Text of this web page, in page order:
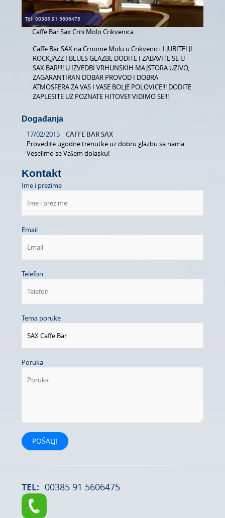
AUTO MOTO
IZLETI
FOTOGRAFIJA I VIDEO SNIMANJE
Tel: 00385 91 5606475
Caffe Bar Sax Crni Molo Crikvenica
Caffe Bar SAX na Crnome Molu u Crikvenici. LJUBITELJI
ROCK,JAZZ I BLUES GLAZBE DODITE I ZABAVITE SE U
SAX BAR!!!! U IZVEDBI VRHUNSKIH MAJSTORA UZIVO,
ZAGARANTIRAN DOBAR PROVOD I DOBRA
ATMOSFERA ZA VAS I VASE BOLJE POLOVICE!!! DODITE
ZAPLESITE UZ POZNATE HITOVE!! VIDIMO SE!!!
Događanja
17/02/2015
CAFFE BAR SAX
Provedite ugodne trenutke uz dobru glazbu sa nama.
Veselimo se Vašem dolasku!
Kontakt
Ime i prezime
Email
Telefon
Tema poruke
Poruka
TEL: 00385 91 5606475